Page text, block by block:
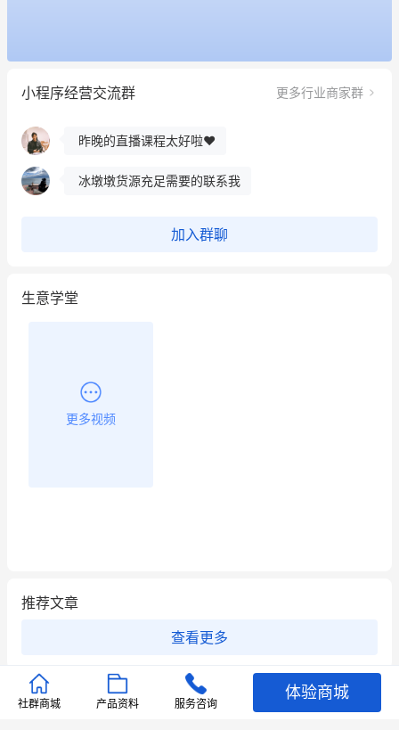
小程序经营交流群 更多行业商家群
用有赞就能在微信、小红书同时经营了
餐饮也得靠私域和服务提高竞争力
昨晚的直播课程太好啦❤️
冰墩墩货源充足需要的联系我
加入群聊
生意学堂
更多视频
推荐文章
查看更多
店铺护航 有赞安心入驻 服务中断赔偿102.4倍
社群商城 产品资料 服务咨询
体验商城